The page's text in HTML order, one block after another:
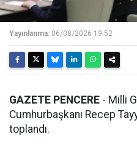
Yayınlanma: 06/08/2026 19:52
GAZETE PENCERE - Milli
Cumhurbaşkanı Recep
toplandı.